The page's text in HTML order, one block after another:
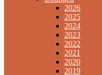
2026
2025
2024
2023
2022
2021
2020
2019